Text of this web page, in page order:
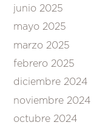
junio 2025
mayo 2025
marzo 2025
febrero 2025
diciembre 2024
noviembre 2024
octubre 2024